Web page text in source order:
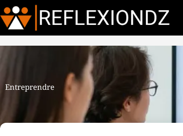
Entreprendre